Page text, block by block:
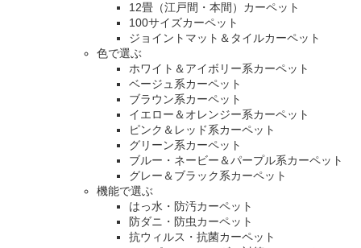
12畳（江戸間・本間）カーペット
100サイズカーペット
ジョイントマット＆タイルカーペット
色で選ぶ
ホワイト＆アイボリー系カーペット
ベージュ系カーペット
ブラウン系カーペット
イエロー＆オレンジー系カーペット
ピンク＆レッド系カーペット
グリーン系カーペット
ブルー・ネービー＆パープル系カーペット
グレー＆ブラック系カーペット
機能で選ぶ
はっ水・防汚カーペット
防ダニ・防虫カーペット
抗ウィルス・抗菌カーペット